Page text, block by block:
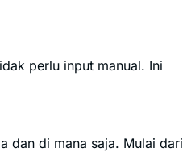
perlu input manual. Ini
dan di mana saja. Mulai dari